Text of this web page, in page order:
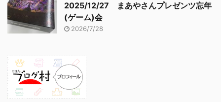
2025/12/27 まあやさんプレゼンツ忘年
(ゲーム)会
2026/7/28